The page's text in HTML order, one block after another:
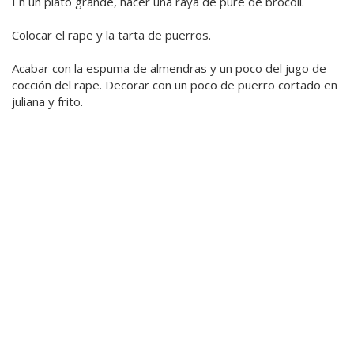
Colocar el rape y la tarta de puerros.
Acabar con la espuma de almendras y un poco del jugo de
cocción del rape. Decorar con un poco de puerro cortado en
juliana y frito.